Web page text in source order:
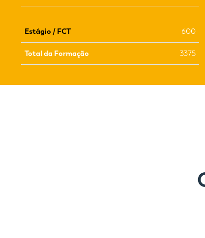
Estágio / FCT 600
Total da Formação 3375